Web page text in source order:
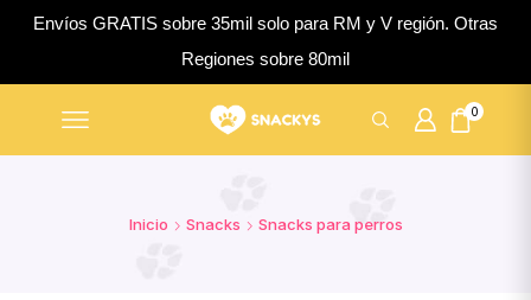
Envíos GRATIS sobre 35mil solo para RM y V región. Otras
Regiones sobre 80mil
0
Inicio Snacks Snacks para perros